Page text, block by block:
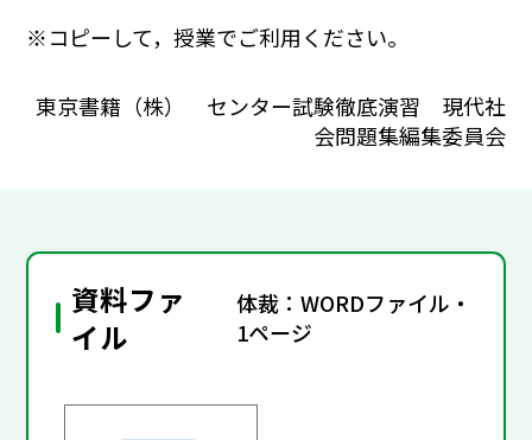
※コピーして，授業でご利用ください。
東京書籍（株） センター試験徹底演習 現代社
会問題集編集委員会
資料ファ
イル
体裁：WORDファイル・
1ページ